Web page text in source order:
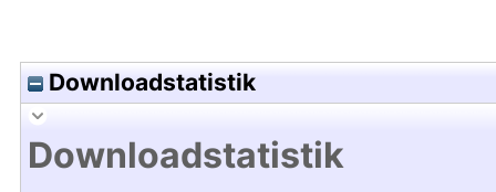
Downloadstatistik
Downloadstatistik